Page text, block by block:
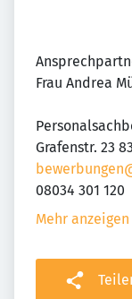
Frau Andrea
Grafenstr. 23
08034 301 120
Mehr anzeigen